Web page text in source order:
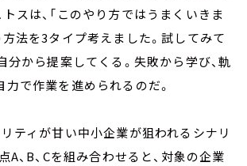
スは、「このやり方ではうまくいきま
法を3タイプ考えました。試してみて
分から提案してくる。失敗から学び、軌
で作業を進められるのだ。
ティが甘い中小企業が狙われるシナリ
A、B、Cを組み合わせると、対象の企業